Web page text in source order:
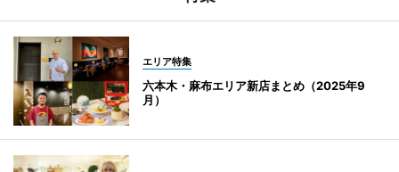
エリア特集
六本木・麻布エリア新店まとめ（2025年9
月）